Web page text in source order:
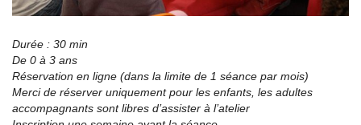
Durée : 30 min
De 0 à 3 ans
Réservation en ligne (dans la limite de 1 séance par mois)
Merci de réserver uniquement pour les enfants, les adultes
accompagnants sont libres d’assister à l’atelier